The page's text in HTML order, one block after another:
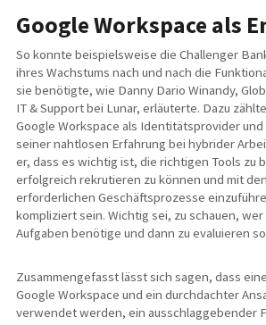
Google Workspace als
So konnte beispielsweise die Challenger
ihres Wachstums nach und nach die
sie benötigte, wie Danny Dario Winandy,
IT & Support bei Lunar, erläuterte. Dazu
Google Workspace als Identitätsprovider
seiner nahtlosen Erfahrung bei hybrider
er, dass es wichtig ist, die richtigen Tools zu
erfolgreich rekrutieren zu können und mit
erforderlichen Geschäftsprozesse
kompliziert sein. Wichtig sei, zu schauen,
Aufgaben benötige und dann zu evaluieren
Zusammengefasst lässt sich sagen, dass
Google Workspace und ein durchdachter
verwendet werden, ein ausschlaggebender